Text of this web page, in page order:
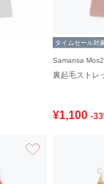
タイムセール対
Samansa
裏起毛ストレ
¥1,100 -